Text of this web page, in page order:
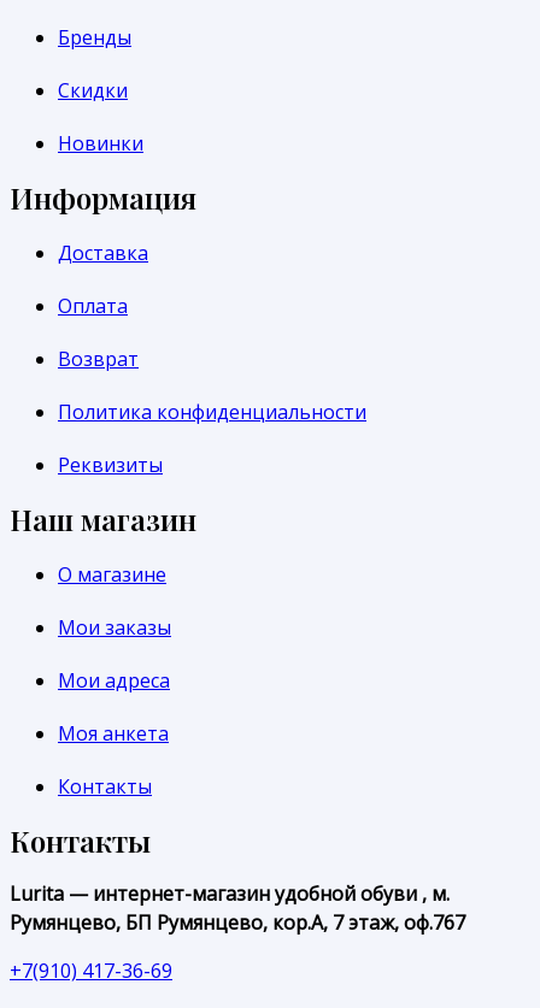
Бренды
Скидки
Новинки
Информация
Доставка
Оплата
Возврат
Политика конфиденциальности
Реквизиты
Наш магазин
О магазине
Мои заказы
Мои адреса
Моя анкета
Контакты
Контакты
Lurita — интернет-магазин удобной обуви , м.
Румянцево, БП Румянцево, кор.А, 7 этаж, оф.767
+7(910) 417-36-69